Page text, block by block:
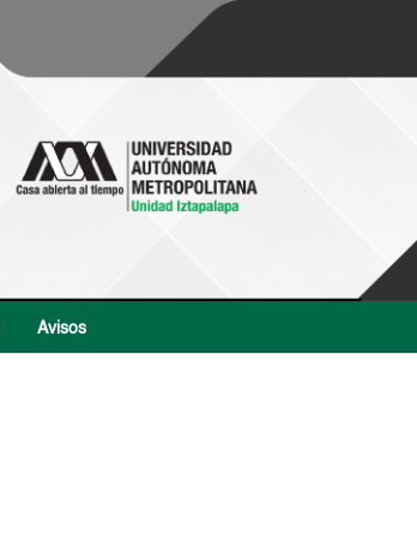
Avisos